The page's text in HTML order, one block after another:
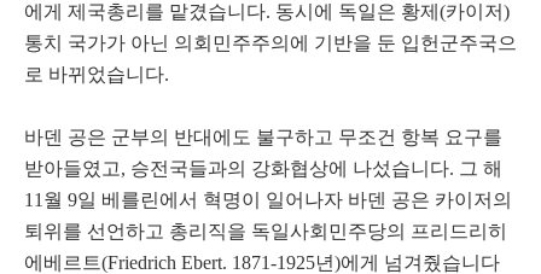
에게 제국총리를 맡겼습니다. 동시에 독일은 황제(카이저)
통치 국가가 아닌 의회민주주의에 기반을 둔 입헌군주국으
로 바뀌었습니다.
바덴 공은 군부의 반대에도 불구하고 무조건 항복 요구를
받아들였고, 승전국들과의 강화협상에 나섰습니다. 그 해
11월 9일 베를린에서 혁명이 일어나자 바덴 공은 카이저의
퇴위를 선언하고 총리직을 독일사회민주당의 프리드리히
에베르트(Friedrich Ebert. 1871-1925년)에게 넘겨줬습니다